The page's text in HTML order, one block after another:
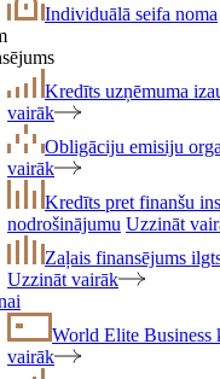
Individuālā seifa noma
Kredīts uzņēmuma
vairāk
Obligāciju emisiju
vairāk
Kredīts pret finanšu
nodrošinājumu Uzzināt
Zaļais finansējums
Uzzināt vairāk
World Elite Business
vairāk